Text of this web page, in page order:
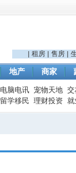
| 租房 | 售房 |
地产 商家
电脑电讯 宠物天地 交
留学移民 理财投资 就